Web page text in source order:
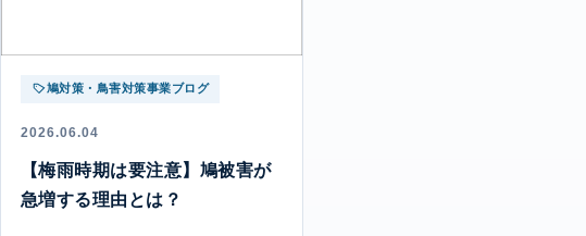
鳩対策・鳥害対策事業ブログ
2026.06.04
【梅雨時期は要注意】鳩被害が
急増する理由とは？